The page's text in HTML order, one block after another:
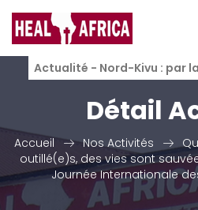
Actualité - Nord-Kivu : par
Détail
Accueil Nos Activités
outillé(e)s, des vies sont
Journée Internationale